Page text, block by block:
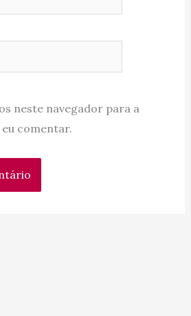
neste navegador para a
comentar.